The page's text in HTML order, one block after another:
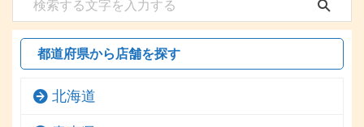
都道府県から店舗を探す
北海道